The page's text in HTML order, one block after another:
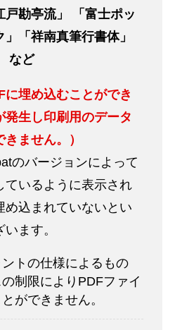
戸勘亭流」 「富士ポッ
「祥南真筆行書体」
など
埋め込むことができ
発生し印刷用のデータ
ません。）
のバージョンによって
ているように表示され
め込まれていないとい
ます。
トの仕様によるもの
制限によりPDFファイ
ができません。